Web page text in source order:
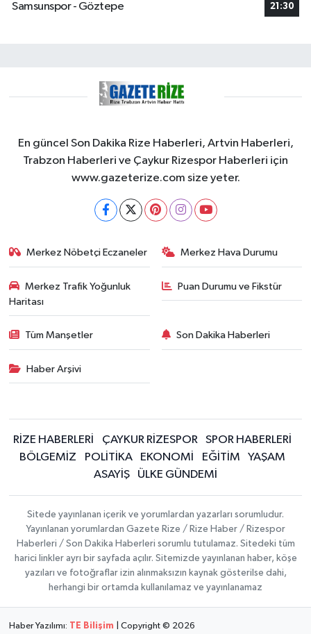
Samsunspor - Göztepe
21:30
En güncel Son Dakika Rize Haberleri, Artvin Haberleri,
Trabzon Haberleri ve Çaykur Rizespor Haberleri için
www.gazeterize.com size yeter.
Merkez Nöbetçi Eczaneler Merkez Hava Durumu
Merkez Trafik Yoğunluk
Haritası
Puan Durumu ve Fikstür
Tüm Manşetler Son Dakika Haberleri
Haber Arşivi
RİZE HABERLERİ ÇAYKUR RİZESPOR
SPOR HABERLERİ
BÖLGEMİZ
POLİTİKA EKONOMİ EĞİTİM
YAŞAM
ASAYİŞ
ÜLKE GÜNDEMİ
Sitede yayınlanan içerik ve yorumlardan yazarları sorumludur.
Yayınlanan yorumlardan Gazete Rize / Rize Haber / Rizespor
Haberleri / Son Dakika Haberleri sorumlu tutulamaz. Sitedeki tüm
harici linkler ayrı bir sayfada açılır. Sitemizde yayınlanan haber, köşe
yazıları ve fotoğraflar izin alınmaksızın kaynak gösterilse dahi,
herhangi bir ortamda kullanılamaz ve yayınlanamaz
Haber Yazılımı: TE Bilişim | Copyright © 2026